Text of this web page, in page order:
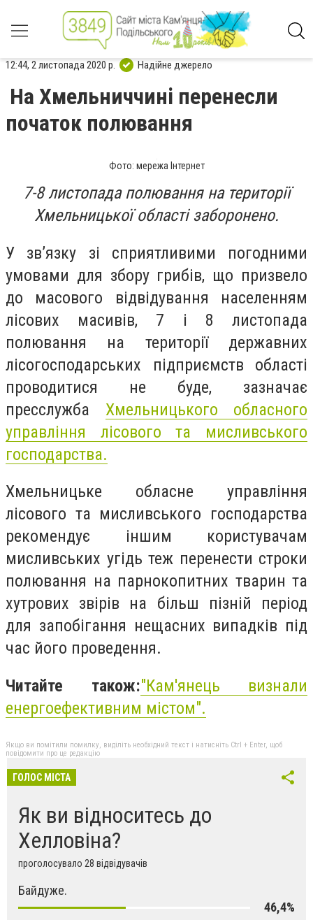
12:44, 2 листопада 2020 р. Надійне джерело
На Хмельниччині перенесли
початок полювання
Фото: мережа Інтернет
7-8 листопада полювання на території
Хмельницької області заборонено.
У зв’язку зі сприятливими погодними
умовами для збору грибів, що призвело
до масового відвідування населенням
лісових масивів, 7 і 8 листопада
полювання на території державних
лісогосподарських підприємств області
проводитися не буде, зазначає
пресслужба Хмельницького обласного
управління лісового та мисливського
господарства.
Хмельницьке обласне управління
лісового та мисливського господарства
рекомендує іншим користувачам
мисливських угідь теж перенести строки
полювання на парнокопитних тварин та
хутрових звірів на більш пізній період
для запобігання нещасних випадків під
час його проведення.
Читайте також:"Кам'янець визнали
енергоефективним містом".
Якщо ви помітили помилку, виділіть необхідний текст і натисніть Ctrl + Enter, щоб
повідомити про це редакцію
ГОЛОС МІСТА
Як ви відноситесь до
Хелловіна?
проголосувало 28 відвідувачів
Байдуже.
46,4%